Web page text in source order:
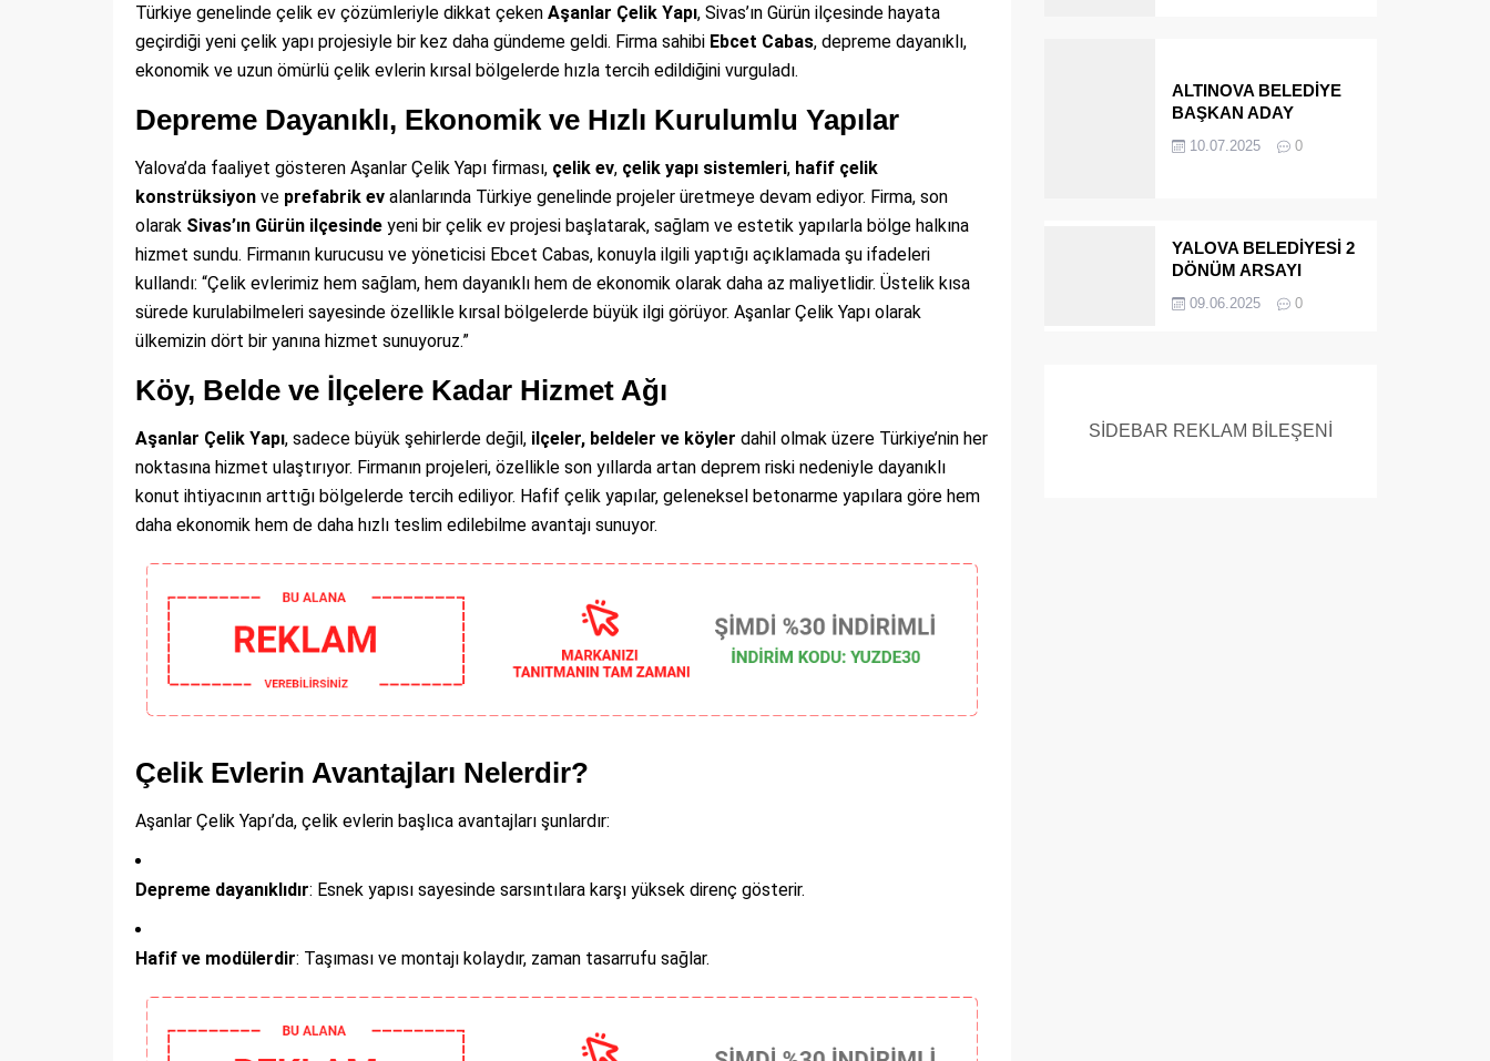
Türkiye genelinde çelik ev çözümleriyle dikkat çeken Aşanlar Çelik Yapı, Sivas’ın Gürün ilçesinde hayata
geçirdiği yeni çelik yapı projesiyle bir kez daha gündeme geldi. Firma sahibi Ebcet Cabas, depreme dayanıklı,
ekonomik ve uzun ömürlü çelik evlerin kırsal bölgelerde hızla tercih edildiğini vurguladı.
Depreme Dayanıklı, Ekonomik ve Hızlı Kurulumlu Yapılar
Yalova’da faaliyet gösteren Aşanlar Çelik Yapı firması, çelik ev, çelik yapı sistemleri, hafif çelik
konstrüksiyon ve prefabrik ev alanlarında Türkiye genelinde projeler üretmeye devam ediyor. Firma, son
olarak Sivas’ın Gürün ilçesinde yeni bir çelik ev projesi başlatarak, sağlam ve estetik yapılarla bölge halkına
hizmet sundu. Firmanın kurucusu ve yöneticisi Ebcet Cabas, konuyla ilgili yaptığı açıklamada şu ifadeleri
kullandı: “Çelik evlerimiz hem sağlam, hem dayanıklı hem de ekonomik olarak daha az maliyetlidir. Üstelik kısa
sürede kurulabilmeleri sayesinde özellikle kırsal bölgelerde büyük ilgi görüyor. Aşanlar Çelik Yapı olarak
ülkemizin dört bir yanına hizmet sunuyoruz.”
Köy, Belde ve İlçelere Kadar Hizmet Ağı
Aşanlar Çelik Yapı, sadece büyük şehirlerde değil, ilçeler, beldeler ve köyler dahil olmak üzere Türkiye’nin her
noktasına hizmet ulaştırıyor. Firmanın projeleri, özellikle son yıllarda artan deprem riski nedeniyle dayanıklı
konut ihtiyacının arttığı bölgelerde tercih ediliyor. Hafif çelik yapılar, geleneksel betonarme yapılara göre hem
daha ekonomik hem de daha hızlı teslim edilebilme avantajı sunuyor.
Çelik Evlerin Avantajları Nelerdir?
Aşanlar Çelik Yapı’da, çelik evlerin başlıca avantajları şunlardır:
Depreme dayanıklıdır: Esnek yapısı sayesinde sarsıntılara karşı yüksek direnç gösterir.
Hafif ve modülerdir: Taşıması ve montajı kolaydır, zaman tasarrufu sağlar.
ALTINOVA BELEDİYE
BAŞKAN ADAY
MÜEBBET ALDI FİRAR
10.07.2025 0
YALOVA BELEDİYESİ 2
DÖNÜM ARSAYI
09.06.2025 0
SİDEBAR REKLAM BİLEŞENİ